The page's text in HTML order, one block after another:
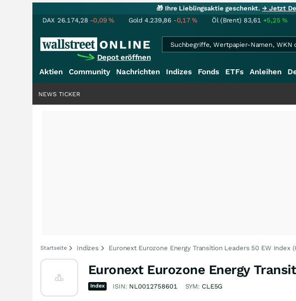
🎁 Ihre Lieblingsaktie geschenkt.→ Jetzt
DAX 26.174,28 -0,09% Gold 4.239,86 -0,17% Öl (Brent) 83,61 +5,25%
Depot eröffnen
Aktien Community Nachrichten Indizes Fonds ETFs Anleihen
NEWS TICKER
Startseite Indizes Euronext Eurozone Energy Transition Leaders 50 EW Index
Euronext Eurozone Energy
Index ISIN: NL0012758601 SYM: CLE5G